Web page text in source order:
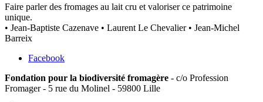
Faire parler des fromages au lait cru et valoriser ce patrimoine
unique.
• Jean-Baptiste Cazenave • Laurent Le Chevalier • Jean-Michel
Barreix
Facebook
Fondation pour la biodiversité fromagère - c/o Profession
Fromager - 5 rue du Molinel - 59800 Lille